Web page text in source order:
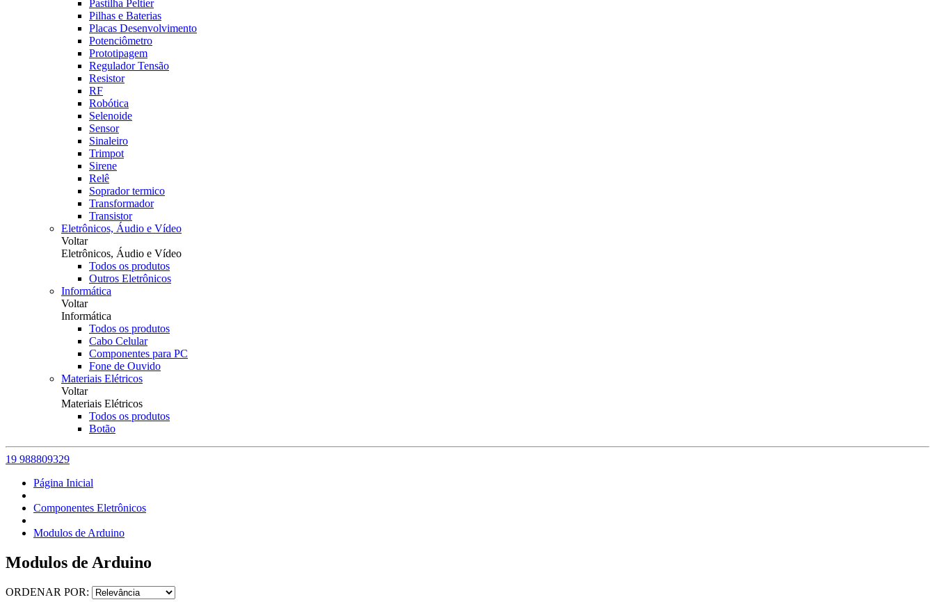
Pastilha Peltier
Pilhas e Baterias
Placas Desenvolvimento
Potenciômetro
Prototipagem
Regulador Tensão
Resistor
RF
Robótica
Selenoide
Sensor
Sinaleiro
Trimpot
Sirene
Relê
Soprador termico
Transformador
Transistor
Eletrônicos, Áudio e Vídeo
Voltar
Eletrônicos, Áudio e Vídeo
Todos os produtos
Outros Eletrônicos
Informática
Voltar
Informática
Todos os produtos
Cabo Celular
Componentes para PC
Fone de Ouvido
Materiais Elétricos
Voltar
Materiais Elétricos
Todos os produtos
Botão
19 988809329
Página Inicial
Componentes Eletrônicos
Modulos de Arduino
Modulos de Arduino
ORDENAR POR: